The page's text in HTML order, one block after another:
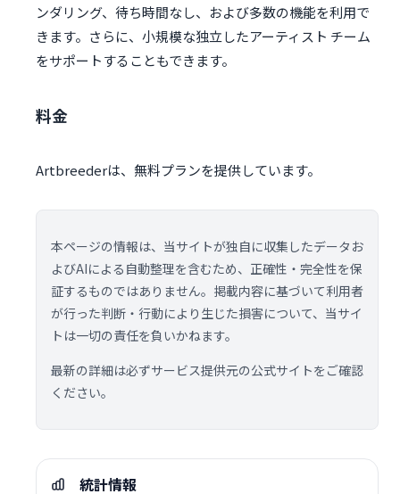
ンダリング、待ち時間なし、および多数の機能を利用で
きます。さらに、小規模な独立したアーティスト チーム
をサポートすることもできます。
料金
Artbreederは、無料プランを提供しています。
本ページの情報は、当サイトが独自に収集したデータお
よびAIによる自動整理を含むため、正確性・完全性を保
証するものではありません。掲載内容に基づいて利用者
が行った判断・行動により生じた損害について、当サイ
トは一切の責任を負いかねます。
最新の詳細は必ずサービス提供元の公式サイトをご確認
ください。
統計情報